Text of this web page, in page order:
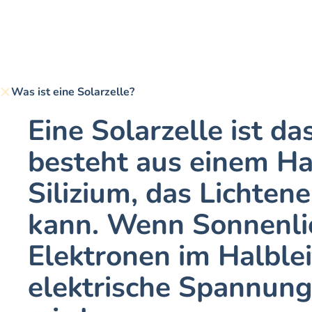
Was ist eine Solarzelle?
Eine Solarzelle ist
besteht aus einem
Silizium, das
kann. Wenn
Elektronen im
elektrische